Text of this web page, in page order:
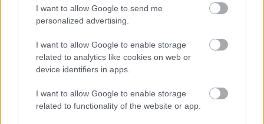
I want to allow Google to send me
personalized advertising.
I want to allow Google to enable storage
related to analytics like cookies on web or
device identifiers in apps.
I want to allow Google to enable storage
related to functionality of the website or app.
Ausztria Gyász Szépségipar Lavór